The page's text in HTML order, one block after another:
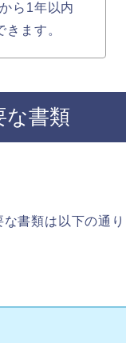
ら1年以内
ます。
な書類
書類は以下の通り